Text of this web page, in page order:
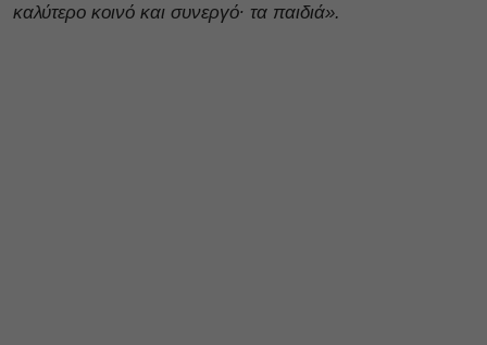
καλύτερο κοινό και συνεργό∙ τα παιδιά».